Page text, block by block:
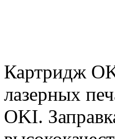
Картридж
лазерных
OKI.